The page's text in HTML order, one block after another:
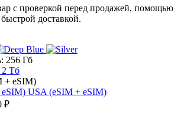
с проверкой перед продажей, помощью
доставкой.
256 Гб
2 Тб
+ eSIM)
eSIM) USA (eSIM + eSIM)
₽